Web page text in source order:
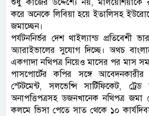
শুধু কাজের উদ্দেশ্যে নয়, মালয়েশিয়াকে
করে অনেকে লিবিয়া হয়ে ইতালিসহ
জমাচ্ছেন।
পর্যটননির্ভর দেশ থাইল্যান্ড প্রতিবেশী
অ্যারাইভালের সুযোগ দিচ্ছে। অথচ
একগাদা নথিপত্র নিয়েও মাসের পর মাস
পাসপোর্টের কপির সঙ্গে
স্টেটমেন্ট, সলভেন্সি সার্টিফিকেট,
অনাপত্তিপত্রসহ ডজনখানেক নথিপত্র
কলমে ভিসা পেতে সাত থেকে ১০